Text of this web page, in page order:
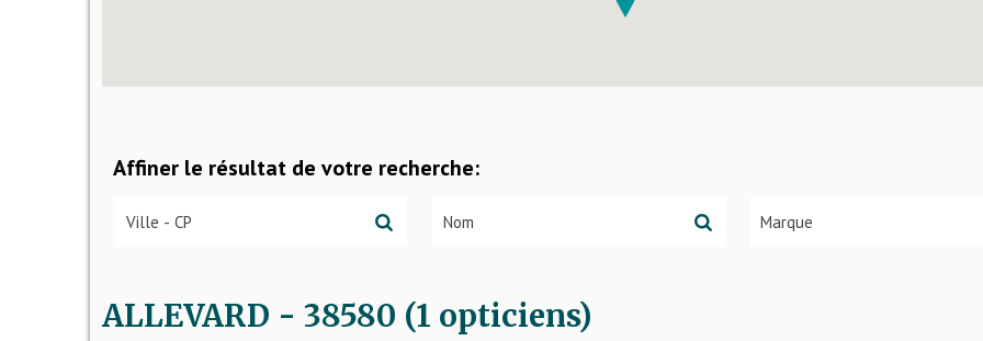
Affiner le résultat de votre recherche:
ALLEVARD - 38580 (1 opticiens)